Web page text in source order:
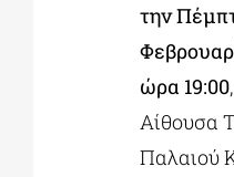
την
ώρα 19:00
Αίθουσα
Παλαιού